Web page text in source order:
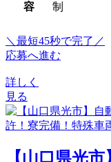
容
制
＼最短45秒で完了／
応募へ進む
詳しく
見る
【山口県光